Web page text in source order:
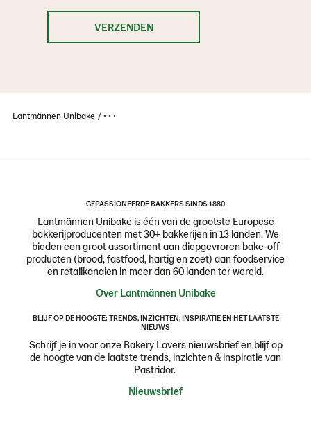
Lantmännen Unibake • • •
GEPASSIONEERDE BAKKERS SINDS 1880
Lantmännen Unibake is één van de grootste Europese
bakkerijproducenten met 30+ bakkerijen in 13 landen. We
bieden een groot assortiment aan diepgevroren bake-off
producten (brood, fastfood, hartig en zoet) aan foodservice
en retailkanalen in meer dan 60 landen ter wereld.
Over Lantmännen Unibake
BLIJF OP DE HOOGTE: TRENDS, INZICHTEN, INSPIRATIE EN HET LAATSTE
NIEUWS
Schrijf je in voor onze Bakery Lovers nieuwsbrief en blijf op
de hoogte van de laatste trends, inzichten & inspiratie van
Pastridor.
Nieuwsbrief